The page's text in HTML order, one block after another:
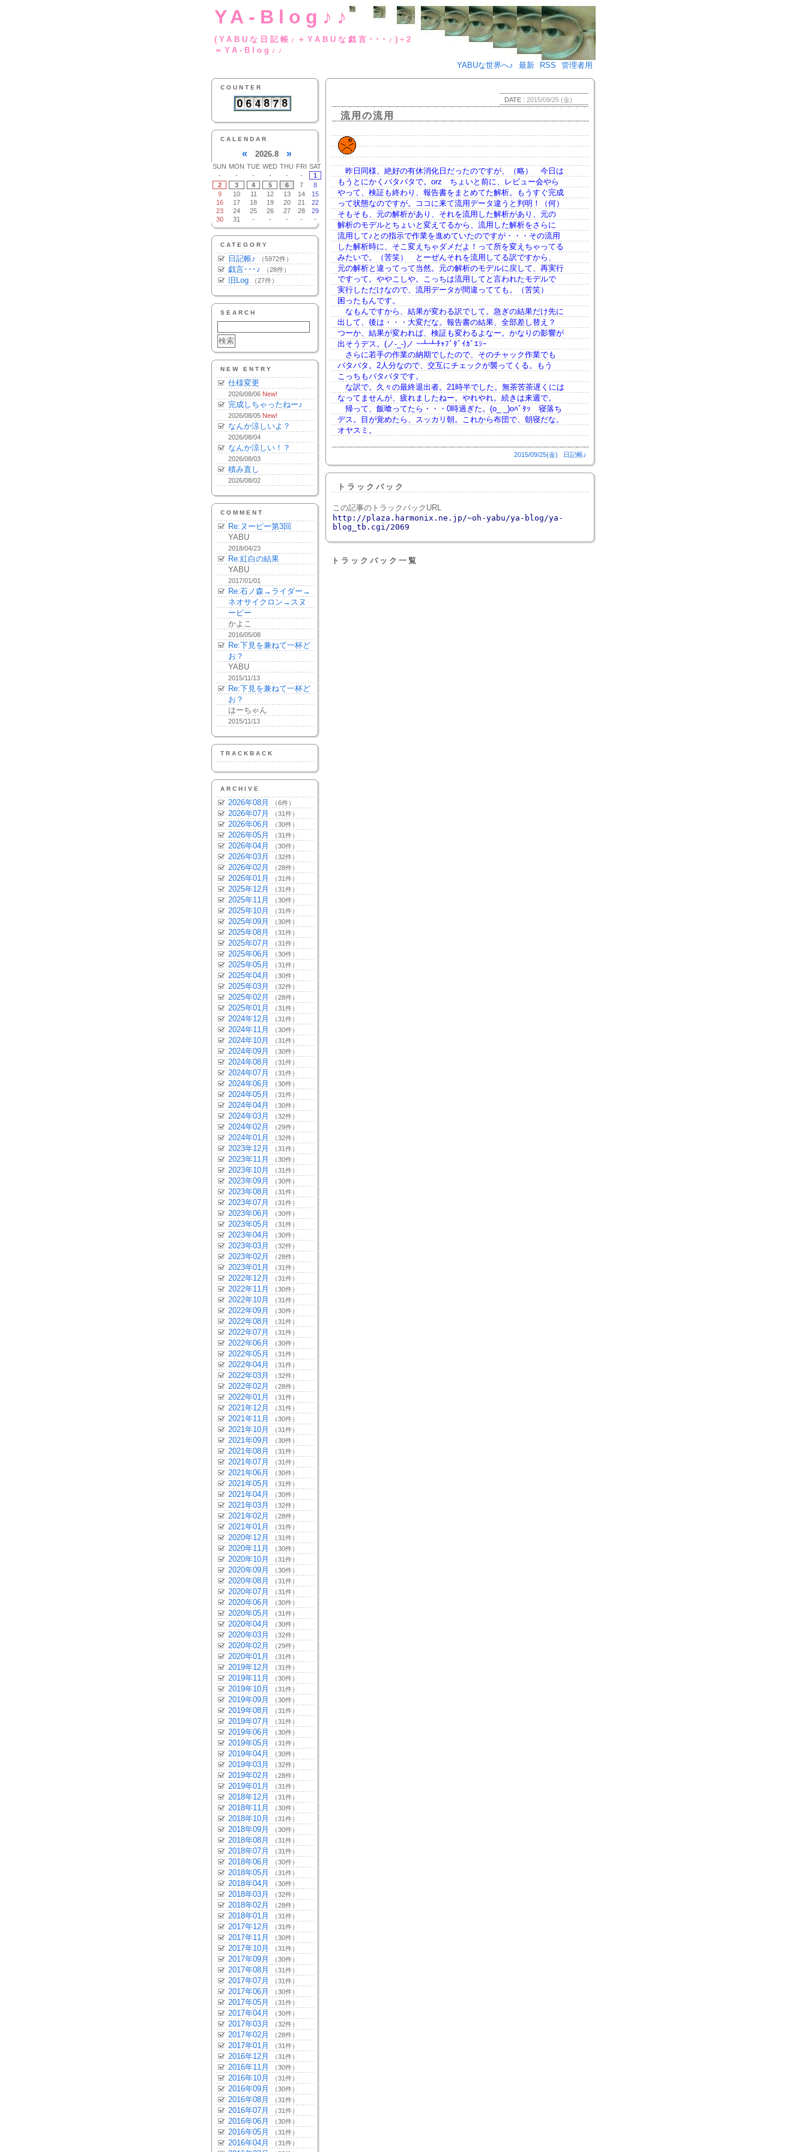
YA-Blog♪♪
(YABUな日記帳♪＋YABUな戯言･･･♪)÷2
＝YA-Blog♪♪
YABUな世界へ♪
最新 RSS 管理者用
COUNTER
CALENDAR
« 2026.8 »
SUN MON TUE WED THU FRI SAT
-
- - - - -
1
2
3 4 5 6 7
8
9
10 11 12 13 14
15
16
17 18 19 20 21
22
23
24 25 26 27 28
29
30
31 - - - - -
CATEGORY
日記帳♪ （5972件）
戯言･･･♪ （28件）
旧Log （27件）
SEARCH
NEW ENTRY
仕様変更
2026/08/06 New!
完成しちゃったねー♪
2026/08/05 New!
なんか涼しいよ？
2026/08/04
なんか涼しい！？
2026/08/03
積み直し
2026/08/02
COMMENT
Re:ヌーピー第3回
YABU
2018/04/23
Re:紅白の結果
YABU
2017/01/01
Re:石ノ森→ライダー→
ネオサイクロン→スヌ
ーピー
かよこ
2016/05/08
Re:下見を兼ねて一杯ど
お？
YABU
2015/11/13
Re:下見を兼ねて一杯ど
お？
はーちゃん
2015/11/13
TRACKBACK
ARCHIVE
2026年08月 （6件）
2026年07月 （31件）
2026年06月 （30件）
2026年05月 （31件）
2026年04月 （30件）
2026年03月 （32件）
2026年02月 （28件）
2026年01月 （31件）
2025年12月 （31件）
2025年11月 （30件）
2025年10月 （31件）
2025年09月 （30件）
2025年08月 （31件）
2025年07月 （31件）
2025年06月 （30件）
2025年05月 （31件）
2025年04月 （30件）
2025年03月 （32件）
2025年02月 （28件）
2025年01月 （31件）
2024年12月 （31件）
2024年11月 （30件）
2024年10月 （31件）
2024年09月 （30件）
2024年08月 （31件）
2024年07月 （31件）
2024年06月 （30件）
2024年05月 （31件）
2024年04月 （30件）
2024年03月 （32件）
2024年02月 （29件）
2024年01月 （32件）
2023年12月 （31件）
2023年11月 （30件）
2023年10月 （31件）
2023年09月 （30件）
2023年08月 （31件）
2023年07月 （31件）
2023年06月 （30件）
2023年05月 （31件）
2023年04月 （30件）
2023年03月 （32件）
2023年02月 （28件）
2023年01月 （31件）
2022年12月 （31件）
2022年11月 （30件）
2022年10月 （31件）
2022年09月 （30件）
2022年08月 （31件）
2022年07月 （31件）
2022年06月 （30件）
2022年05月 （31件）
2022年04月 （31件）
2022年03月 （32件）
2022年02月 （28件）
2022年01月 （31件）
2021年12月 （31件）
2021年11月 （30件）
2021年10月 （31件）
2021年09月 （30件）
2021年08月 （31件）
2021年07月 （31件）
2021年06月 （30件）
2021年05月 （31件）
2021年04月 （30件）
2021年03月 （32件）
2021年02月 （28件）
2021年01月 （31件）
2020年12月 （31件）
2020年11月 （30件）
2020年10月 （31件）
2020年09月 （30件）
2020年08月 （31件）
2020年07月 （31件）
2020年06月 （30件）
2020年05月 （31件）
2020年04月 （30件）
2020年03月 （32件）
2020年02月 （29件）
2020年01月 （31件）
2019年12月 （31件）
2019年11月 （30件）
2019年10月 （31件）
2019年09月 （30件）
2019年08月 （31件）
2019年07月 （31件）
2019年06月 （30件）
2019年05月 （31件）
2019年04月 （30件）
2019年03月 （32件）
2019年02月 （28件）
2019年01月 （31件）
2018年12月 （31件）
2018年11月 （30件）
2018年10月 （31件）
2018年09月 （30件）
2018年08月 （31件）
2018年07月 （31件）
2018年06月 （30件）
2018年05月 （31件）
2018年04月 （30件）
2018年03月 （32件）
2018年02月 （28件）
2018年01月 （31件）
2017年12月 （31件）
2017年11月 （30件）
2017年10月 （31件）
2017年09月 （30件）
2017年08月 （31件）
2017年07月 （31件）
2017年06月 （30件）
2017年05月 （31件）
2017年04月 （30件）
2017年03月 （32件）
2017年02月 （28件）
2017年01月 （31件）
2016年12月 （31件）
2016年11月 （30件）
2016年10月 （31件）
2016年09月 （30件）
2016年08月 （31件）
2016年07月 （31件）
2016年06月 （30件）
2016年05月 （31件）
2016年04月 （31件）
DATE : 2015/09/25 (金)
流用の流用
昨日同様、絶好の有休消化日だったのですが、（略） 今日は
もうとにかくバタバタで。orz ちょいと前に、レビュー会やら
やって、検証も終わり、報告書をまとめてた解析。もうすぐ完成
って状態なのですが。ココに来て流用データ違うと判明！（何）
そもそも、元の解析があり、それを流用した解析があり、元の
解析のモデルとちょいと変えてるから、流用した解析をさらに
流用して♪との指示で作業を進めていたのですが・・・その流用
した解析時に、そこ変えちゃダメだよ！って所を変えちゃってる
みたいで。（苦笑） とーぜんそれを流用してる訳ですから、
元の解析と違ってって当然。元の解析のモデルに戻して、再実行
ですって。ややこしや。こっちは流用してと言われたモデルで
実行しただけなので、流用データが間違ってても。（苦笑）
困ったもんです。
なもんですから、結果が変わる訳でして。急ぎの結果だけ先に
出して、後は・・・大変だな。報告書の結果、全部差し替え？
つーか、結果が変われば、検証も変わるよなー。かなりの影響が
出そうデス。(ノ-_-)ノ ~┻┻ﾁｬﾌﾞﾀﾞｲｶﾞｴｼｰ
さらに若手の作業の納期でしたので、そのチャック作業でも
バタバタ。2人分なので、交互にチェックが襲ってくる。もう
こっちもバタバタです。
な訳で。久々の最終退出者。21時半でした。無茶苦茶遅くには
なってませんが、疲れましたねー。やれやれ。続きは来週で。
帰って、飯喰ってたら・・・0時過ぎた。(o_ _)oﾊﾞﾀｯ 寝落ち
デス。目が覚めたら、スッカリ朝。これから布団で、朝寝だな。
オヤスミ。
2015/09/25(金) 日記帳♪
トラックバック
この記事のトラックバックURL
http://plaza.harmonix.ne.jp/~oh-yabu/ya-blog/ya-
blog_tb.cgi/2069
トラックバック一覧